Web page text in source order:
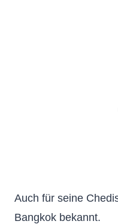
Auch für seine
Bangkok bekannt.